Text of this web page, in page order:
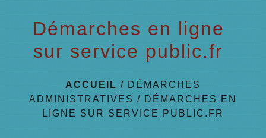
Démarches en ligne
sur service public.fr
ACCUEIL / DÉMARCHES
ADMINISTRATIVES / DÉMARCHES EN
LIGNE SUR SERVICE PUBLIC.FR